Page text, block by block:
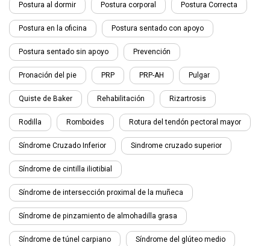
Postura al dormir Postura corporal Postura Correcta
Postura en la oficina Postura sentado con apoyo
Postura sentado sin apoyo Prevención
Pronación del pie PRP PRP-AH Pulgar
Quiste de Baker Rehabilitación Rizartrosis
Rodilla Romboides Rotura del tendón pectoral mayor
Síndrome Cruzado Inferior Sindrome cruzado superior
Síndrome de cintilla iliotibial
Síndrome de intersección proximal de la muñeca
Síndrome de pinzamiento de almohadilla grasa
Síndrome de túnel carpiano Síndrome del glúteo medio